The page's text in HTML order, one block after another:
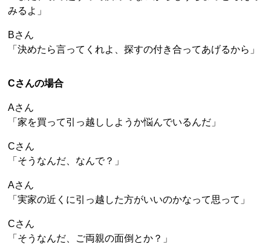
みるよ」
Bさん
「決めたら言ってくれよ、探すの付き合ってあげるから」
Cさんの場合
Aさん
「家を買って引っ越ししようか悩んでいるんだ」
Cさん
「そうなんだ、なんで？」
Aさん
「実家の近くに引っ越した方がいいのかなって思って」
Cさん
「そうなんだ、ご両親の面倒とか？」